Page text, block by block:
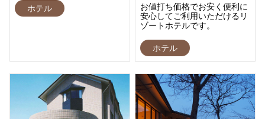
ホテル
お値打ち価格でお安く便利に
安心してご利用いただけるリ
ゾートホテルです。
ホテル